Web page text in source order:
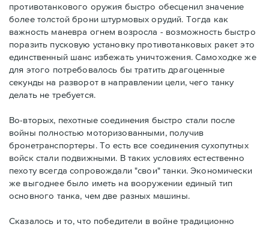
противотанкового оружия быстро обесценил значение
более толстой брони штурмовых орудий. Тогда как
важность маневра огнем возросла - возможность быстро
поразить пусковую установку противотанковых ракет это
единственный шанс избежать уничтожения. Самоходке же
для этого потребовалось бы тратить драгоценные
секунды на разворот в направлении цели, чего танку
делать не требуется.
Во-вторых, пехотные соединения быстро стали после
войны полностью моторизованными, получив
бронетранспортеры. То есть все соединения сухопутных
войск стали подвижными. В таких условиях естественно
пехоту всегда сопровождали "свои" танки. Экономически
же выгоднее было иметь на вооружении единый тип
основного танка, чем две разных машины.
Сказалось и то, что победители в войне традиционно